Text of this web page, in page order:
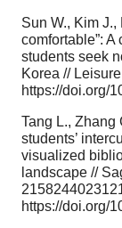
Sun W., Kim J.,
comfortable”:
students seek
Korea //
https://doi.org/
Tang L., Zhang
students’
visualized
landscape //
https://doi.org/